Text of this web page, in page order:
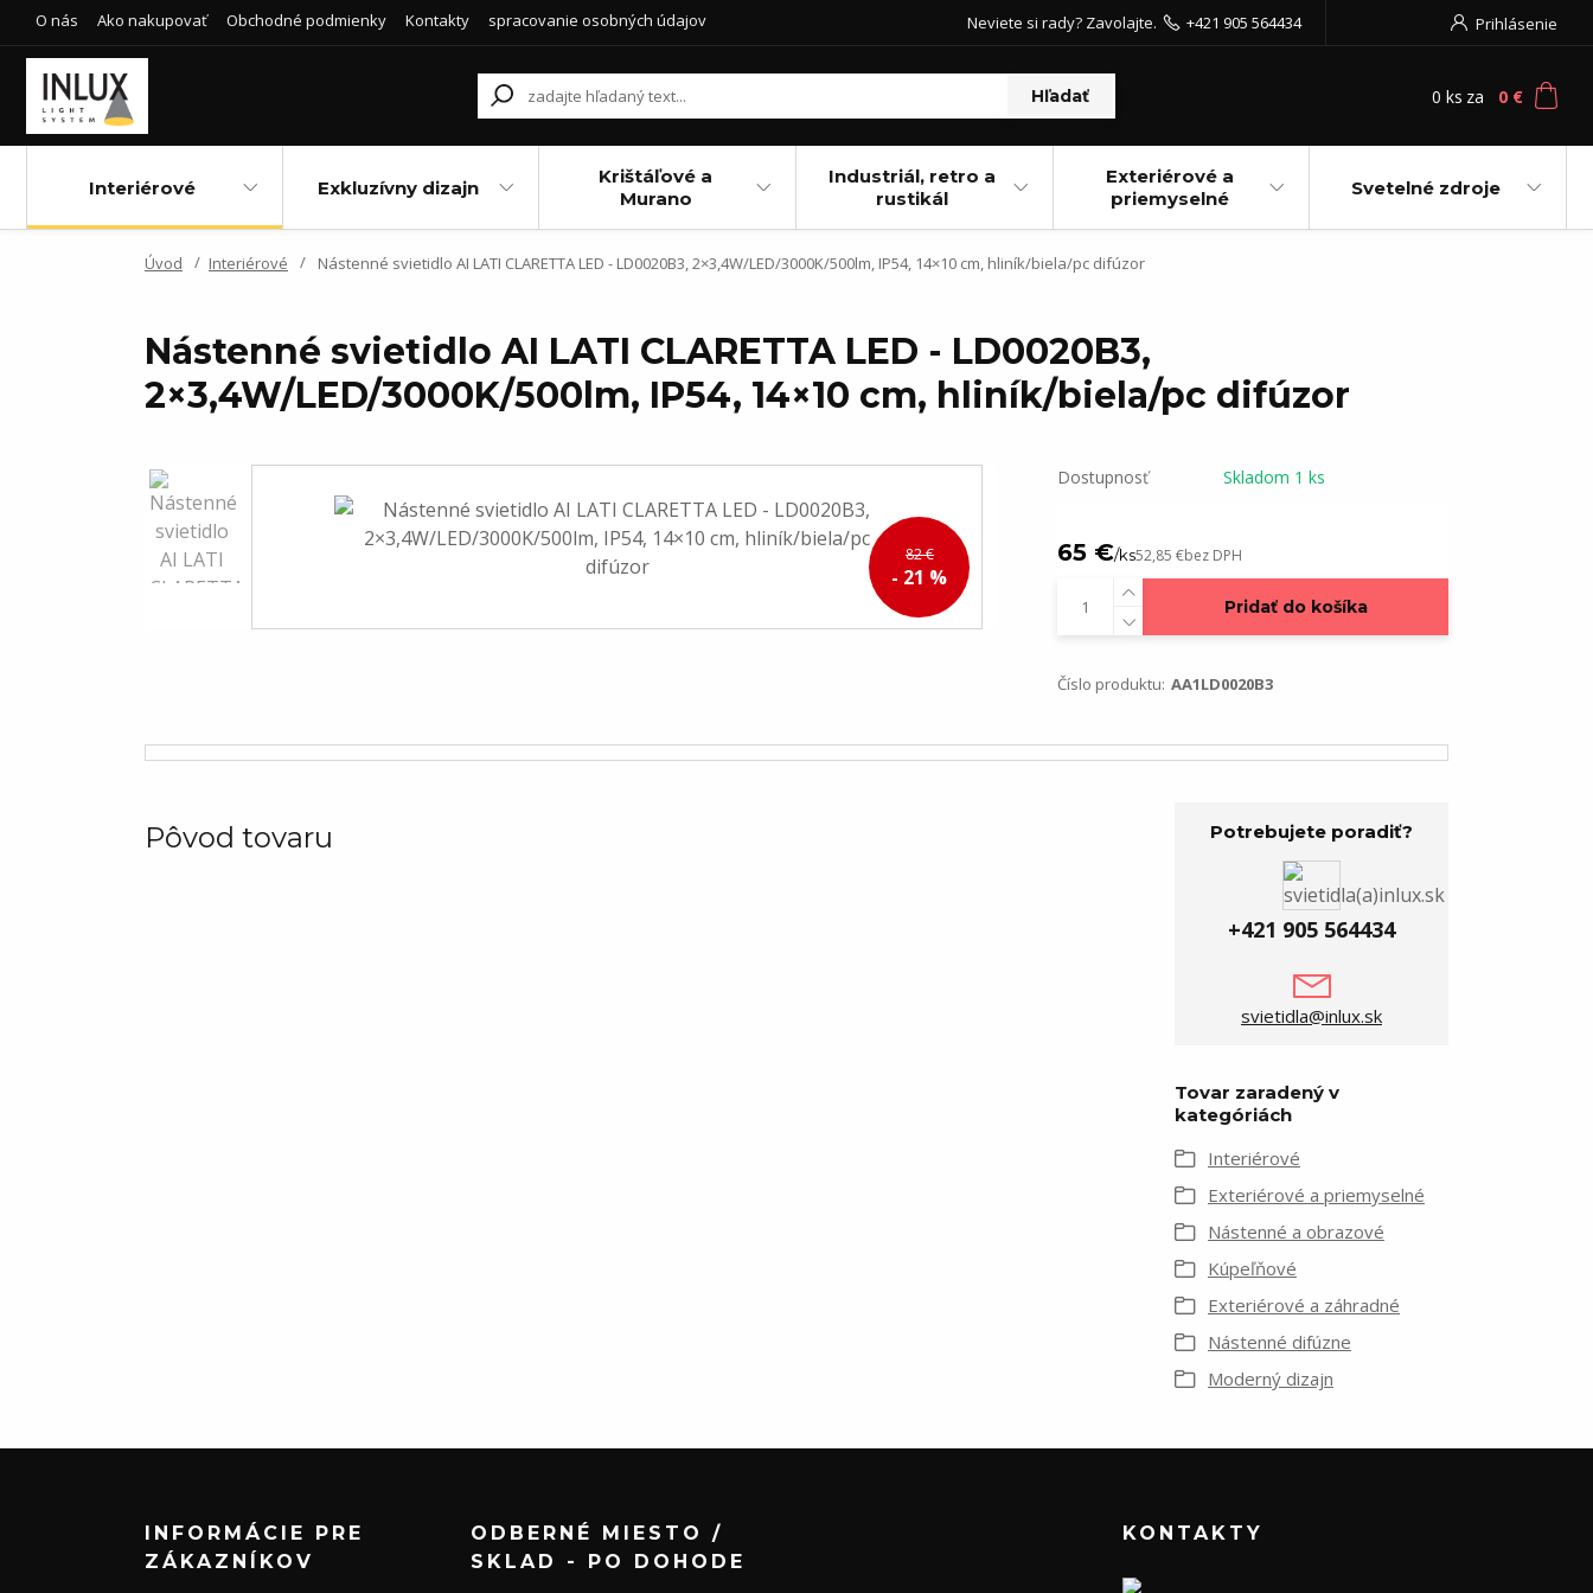
O nás Ako nakupovať Obchodné podmienky Kontakty spracovanie osobných údajov Prihlásenie
Hľadať
Neviete si rady? Zavolajte. +421 905 564434
0 ks za 0 €
Interiérové Exkluzívny dizajn
Krištáľové a
Murano
Industriál, retro a
rustikál
Exteriérové a
priemyselné
Svetelné zdroje
Úvod Interiérové Nástenné svietidlo AI LATI CLARETTA LED - LD0020B3, 2×3,4W/LED/3000K/500lm, IP54, 14×10 cm, hliník/biela/pc difúzor
Nástenné svietidlo AI LATI CLARETTA LED - LD0020B3,
2×3,4W/LED/3000K/500lm, IP54, 14×10 cm, hliník/biela/pc difúzor
82 €
- 21 %
Dostupnosť Skladom 1 ks
65 €/ks52,85 €bez DPH
Pridať do košíka
Číslo produktu: AA1LD0020B3
Pôvod tovaru Potrebujete poradiť?
+421 905 564434
svietidla@inlux.sk
Tovar zaradený v
kategóriách
Interiérové
Exteriérové a priemyselné
Nástenné a obrazové
Kúpeľňové
Exteriérové a záhradné
Nástenné difúzne
Moderný dizajn
INFORMÁCIE PRE
ZÁKAZNÍKOV
ODBERNÉ MIESTO /
SKLAD - PO DOHODE
KONTAKTY